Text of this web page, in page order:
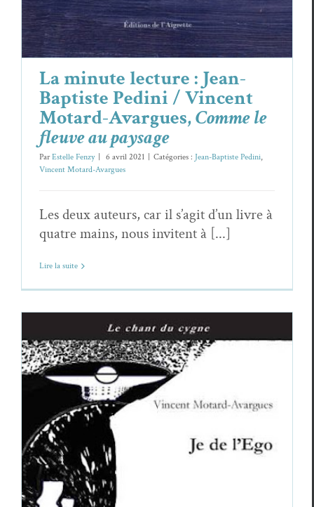
La minute lecture : Jean-
Baptiste Pedini / Vincent
Motard-Avargues,Comme le
fleuve au paysage
ParEstelle Fenzy 6 avril 2021 Catégories : Jean-Baptiste Pedini,
Vincent Motard-Avargues
Les deux auteurs, car il s’agit d’un livre à
quatre mains, nous invitent à [...]
Lire la suite